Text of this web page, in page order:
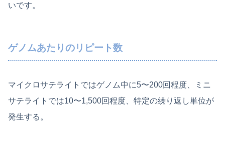
いです。
ゲノムあたりのリピート数
マイクロサテライトではゲノム中に5〜200回程度、ミニ
サテライトでは10〜1,500回程度、特定の繰り返し単位が
発生する。